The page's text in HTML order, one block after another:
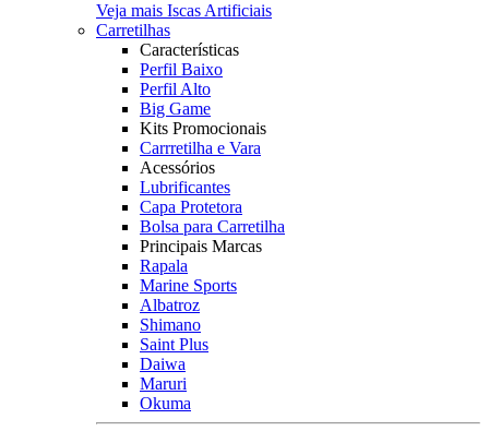
Veja mais Iscas Artificiais
Carretilhas
Características
Perfil Baixo
Perfil Alto
Big Game
Kits Promocionais
Carrretilha e Vara
Acessórios
Lubrificantes
Capa Protetora
Bolsa para Carretilha
Principais Marcas
Rapala
Marine Sports
Albatroz
Shimano
Saint Plus
Daiwa
Maruri
Okuma